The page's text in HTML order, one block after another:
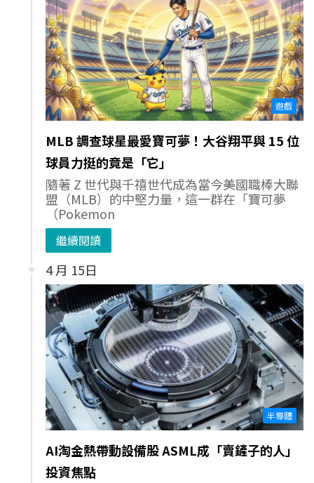
遊戲
MLB 調查球星最愛寶可夢！大谷翔平與 15 位
球員力挺的竟是「它」
隨著 Z 世代與千禧世代成為當今美國職棒大聯
盟（MLB）的中堅力量，這一群在「寶可夢
（Pokemon
繼續閱讀
4 月 15日
半導體
AI淘金熱帶動設備股 ASML成「賣鏟子的人」
投資焦點